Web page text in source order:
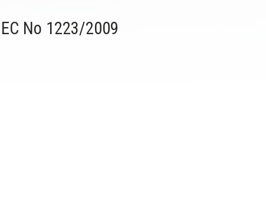
No 1223/2009